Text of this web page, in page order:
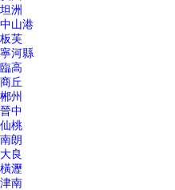
坦洲
中山港
板芙
寧河縣
臨高
商丘
郴州
晉中
仙桃
南朗
大良
橫瀝
津南